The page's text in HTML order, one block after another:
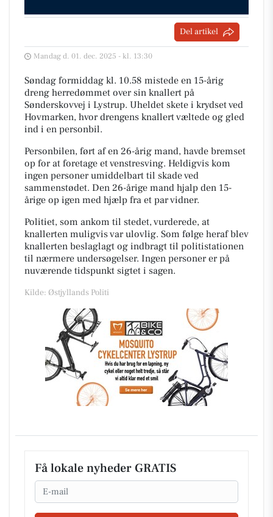
Del artikel
Mandag d. 01. dec. 2025 - kl. 13:30
Søndag formiddag kl. 10.58 mistede en 15-årig
dreng herredømmet over sin knallert på
Sønderskovvej i Lystrup. Uheldet skete i krydset ved
Hovmarken, hvor drengens knallert væltede og gled
ind i en personbil.
Personbilen, ført af en 26-årig mand, havde bremset
op for at foretage et venstresving. Heldigvis kom
ingen personer umiddelbart til skade ved
sammenstødet. Den 26-årige mand hjalp den 15-
årige op igen med hjælp fra et par vidner.
Politiet, som ankom til stedet, vurderede, at
knallerten muligvis var ulovlig. Som følge heraf blev
knallerten beslaglagt og indbragt til politistationen
til nærmere undersøgelser. Ingen personer er på
nuværende tidspunkt sigtet i sagen.
Kilde: Østjyllands Politi
Få lokale nyheder GRATIS
Email